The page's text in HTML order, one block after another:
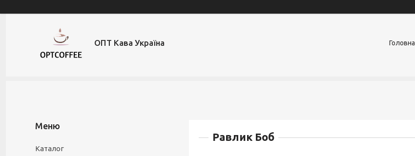
ОПТ Кава Україна Головна
Равлик Боб
Каталог